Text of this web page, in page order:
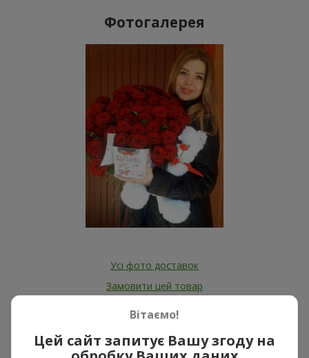
Фотогалерея
Усі фото доставок
Замовити цей товар
Вітаємо!
Цей сайт запитує Вашу згоду на